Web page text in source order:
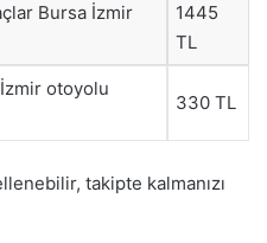
Bursa İzmir
1445
TL
otoyolu
330 TL
takipte kalmanızı